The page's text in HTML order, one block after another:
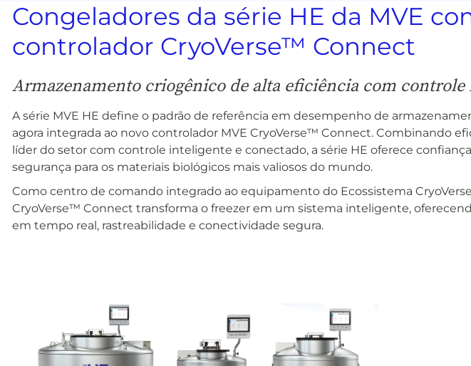
Congeladores da série HE da MVE
controlador CryoVerse™ Connect
Armazenamento criogênico de alta eficiência com
A série MVE HE define o padrão de referência em desempenho de
agora integrada ao novo controlador MVE CryoVerse™ Connect. Combinando
líder do setor com controle inteligente e conectado, a série HE oferece
segurança para os materiais biológicos mais valiosos do mundo.
Como centro de comando integrado ao equipamento do Ecossistema
CryoVerse™ Connect transforma o freezer em um sistema inteligente,
em tempo real, rastreabilidade e conectividade segura.